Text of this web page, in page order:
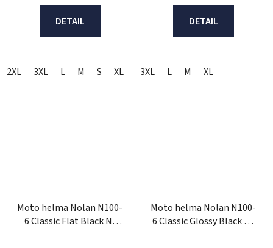
DETAIL
2XL 3XL L M S XL
DETAIL
3XL L M XL
Moto helma Nolan N100-
6 Classic Flat Black N-
Moto helma Nolan N100-
6 Classic Glossy Black N-